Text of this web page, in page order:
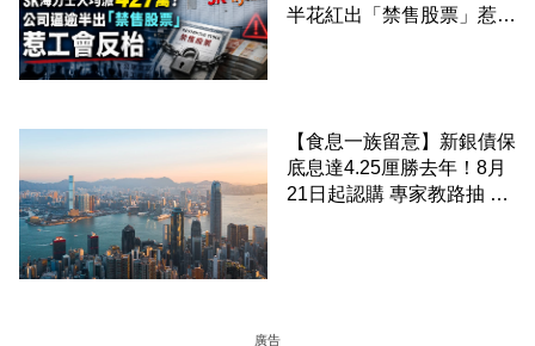
半花紅出「禁售股票」惹工
【食息一族留意】新銀債保
底息達4.25厘勝去年！8月
21日起認購 專家教路抽 20
廣告